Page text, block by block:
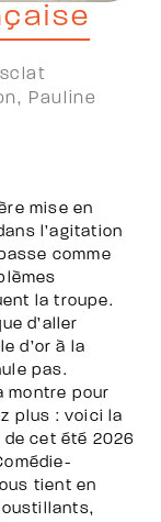
Pauline
mise en
l’agitation
comme
la troupe.
d’aller
d’or à la
pas.
montre pour
plus : voici la
cet été 2026
tient en